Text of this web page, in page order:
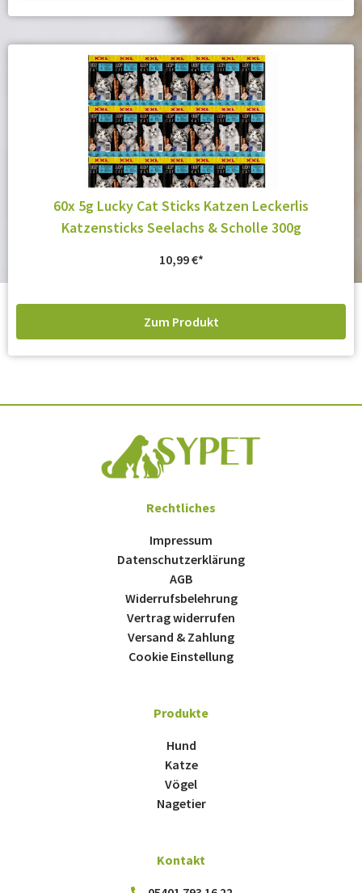
60x 5g Lucky Cat Sticks Katzen Leckerlis
Katzensticks Seelachs & Scholle 300g
10,99€
Zum Produkt
Rechtliches
Impressum
Datenschutzerklärung
AGB
Widerrufsbelehrung
Vertrag widerrufen
Versand & Zahlung
Cookie Einstellung
Produkte
Hund
Katze
Vögel
Nagetier
Kontakt